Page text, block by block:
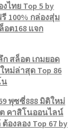
ไทย Top 5 by
100% กล่องสุ่ม
อต168 แจก
ก สล็อต เกมยอด
ม่ล่าสุด Top 86
น
พุซซี่888 มิติใหม่
คาสิโนออนไลน์
งลอง Top 67 by